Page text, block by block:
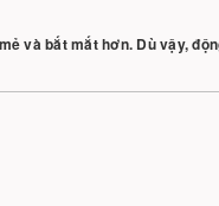
và bắt mắt hơn. Dù vậy,